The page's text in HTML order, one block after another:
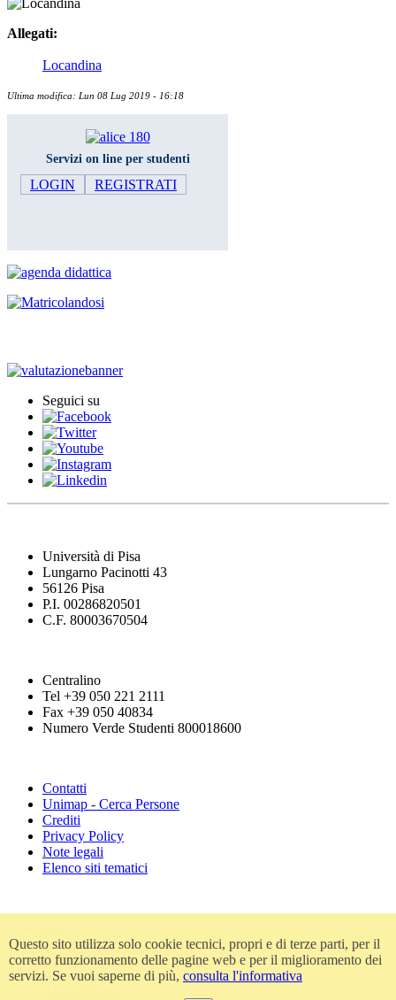
Allegati:
Locandina
Ultima modifica: Lun 08 Lug 2019 - 16:18
Servizi on line per studenti
LOGIN REGISTRATI
Seguici su
Università di Pisa
Lungarno Pacinotti 43
56126 Pisa
P.I. 00286820501
C.F. 80003670504
Centralino
Tel +39 050 221 2111
Fax +39 050 40834
Numero Verde Studenti 800018600
Contatti
Unimap - Cerca Persone
Crediti
Privacy Policy
Note legali
Elenco siti tematici
Accessibilità
Amministrazione trasparente
Atti di notifica
Questo sito utilizza solo cookie tecnici, propri e di terze parti, per il
corretto funzionamento delle pagine web e per il miglioramento dei
servizi. Se vuoi saperne di più, consulta l'informativa